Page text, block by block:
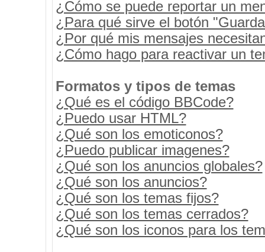
¿Cómo se puede reportar un
¿Para qué sirve el botón
¿Por qué mis mensajes
¿Cómo hago para reactivar un
Formatos y tipos de temas
¿Qué es el código BBCode?
¿Puedo usar HTML?
¿Qué son los emoticonos?
¿Puedo publicar imagenes?
¿Qué son los anuncios globales?
¿Qué son los anuncios?
¿Qué son los temas fijos?
¿Qué son los temas cerrados?
¿Qué son los iconos para los